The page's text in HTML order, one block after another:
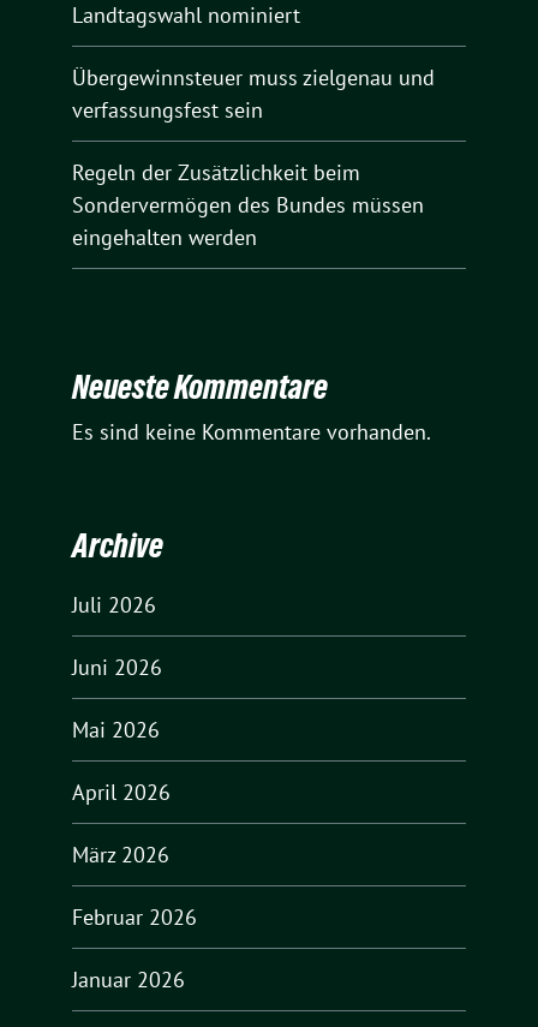
Landtagswahl nominiert
Übergewinnsteuer muss zielgenau und
verfassungsfest sein
Regeln der Zusätzlichkeit beim
Sondervermögen des Bundes müssen
eingehalten werden
Neueste Kommentare
Es sind keine Kommentare vorhanden.
Archive
Juli 2026
Juni 2026
Mai 2026
April 2026
März 2026
Februar 2026
Januar 2026